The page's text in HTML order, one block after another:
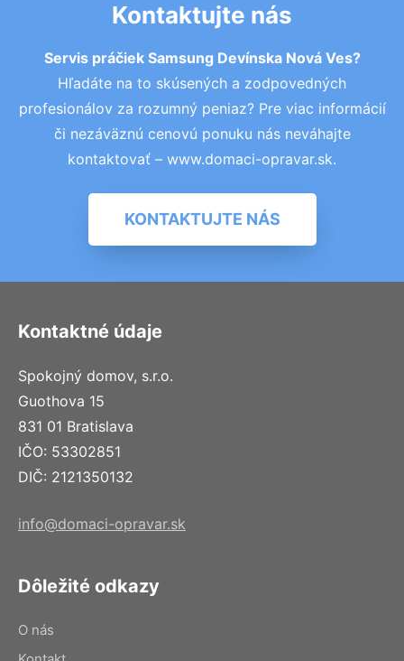
Kontaktujte nás
Servis práčiek Samsung Devínska Nová Ves?
Hľadáte na to skúsených a zodpovedných
profesionálov za rozumný peniaz? Pre viac informácií
či nezáväznú cenovú ponuku nás neváhajte
kontaktovať – www.domaci-opravar.sk.
KONTAKTUJTE NÁS
Kontaktné údaje
Spokojný domov, s.r.o.
Guothova 15
831 01 Bratislava
IČO: 53302851
DIČ: 2121350132
info@domaci-opravar.sk
Dôležité odkazy
O nás